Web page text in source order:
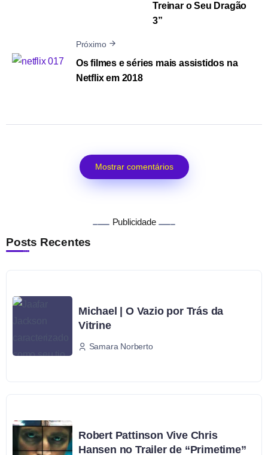
Treinar o Seu Dragão
3”
Próximo
Os filmes e séries mais assistidos na
Netflix em 2018
Mostrar comentários
Publicidade
Posts Recentes
Michael | O Vazio por Trás da
Vitrine
Samara Norberto
Robert Pattinson Vive Chris
Hansen no Trailer de “Primetime”